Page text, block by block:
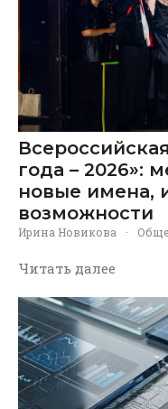
года – 2026»:
новые имена,
возможности
Ирина Новикова ·
Читать далее